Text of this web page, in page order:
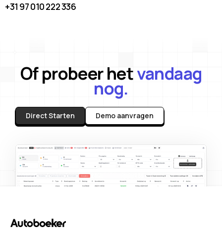
+31 97 010 222 336
Of probeer hetvandaag
nog.
Direct Starten Demo aanvragen